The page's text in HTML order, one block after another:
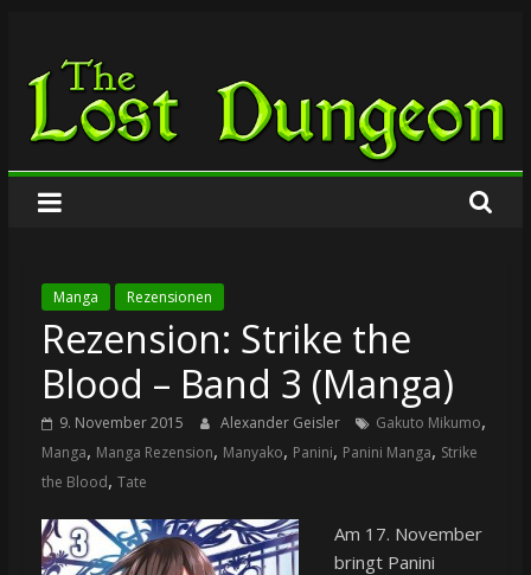
springen
The
Lost
Dungeon
Manga Rezensionen
Rezension: Strike the
Blood – Band 3 (Manga)
9. November 2015 Alexander Geisler Gakuto Mikumo,
Manga, Manga Rezension, Manyako, Panini, Panini Manga, Strike
the Blood, Tate
Am 17. November
bringt Panini